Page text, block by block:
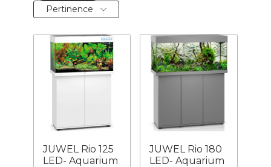
Pertinence
JUWEL Rio 125
LED- Aquarium
JUWEL Rio 180
LED- Aquarium